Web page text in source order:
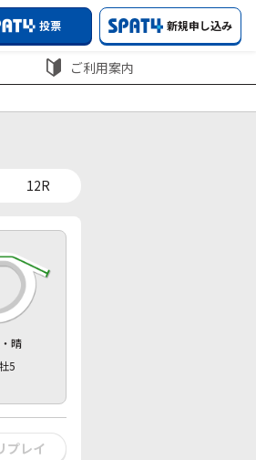
投票 新規申し込み
ご利用案内
12R
晴
5
プレイ